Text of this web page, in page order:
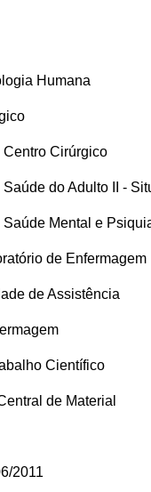
Humana
Centro Cirúrgico
do Adulto II -
Mental e
de Enfermagem
de Assistência
Científico
de Material
2011